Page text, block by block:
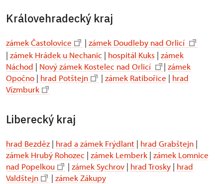
Královehradecký kraj
zámek Častolovice | zámek Doudleby nad Orlicí
| zámek Hrádek u Nechanic | hospitál Kuks | zámek
Náchod | Nový zámek Kostelec nad Orlicí | zámek
Opočno | hrad Potštejn | zámek Ratibořice | hrad
Vízmburk
Liberecký kraj
hrad Bezděz | hrad a zámek Frýdlant | hrad Grabštejn |
zámek Hrubý Rohozec | zámek Lemberk | zámek Lomnice
nad Popelkou
| zámek Sychrov | hrad Trosky | hrad
Valdštejn
| zámek Zákupy